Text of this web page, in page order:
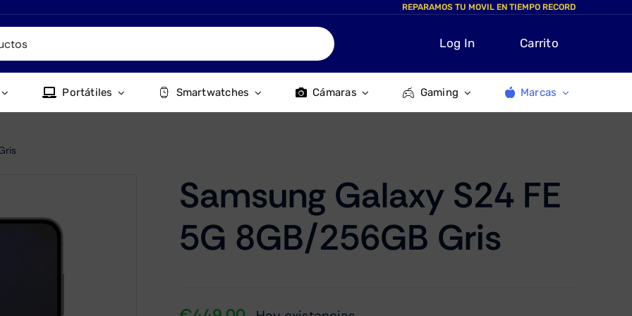
REPARAMOS TU MOVIL EN TIEMPO RECORD
Log In Carrito
Portátiles Smartwatches Cámaras Gaming Marcas
Samsung Galaxy S24 FE
5G 8GB/256GB Gris